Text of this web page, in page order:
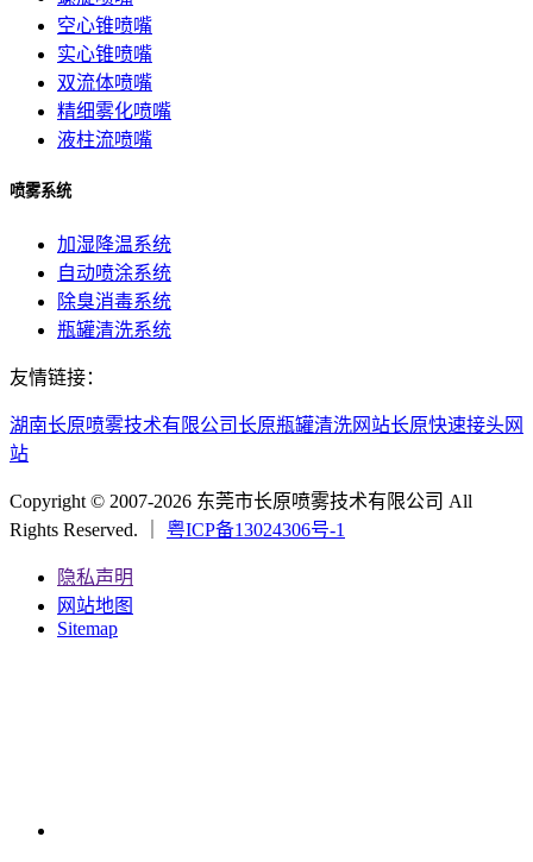
空心锥喷嘴
实心锥喷嘴
双流体喷嘴
精细雾化喷嘴
液柱流喷嘴
喷雾系统
加湿降温系统
自动喷涂系统
除臭消毒系统
瓶罐清洗系统
友情链接：
湖南长原喷雾技术有限公司长原瓶罐清洗网站长原快速接头网
站
Copyright © 2007-2026 东莞市长原喷雾技术有限公司 All
Rights Reserved. ｜ 粤ICP备13024306号-1
隐私声明
网站地图
Sitemap